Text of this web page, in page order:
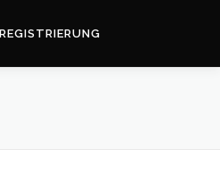
REGISTRIERUNG